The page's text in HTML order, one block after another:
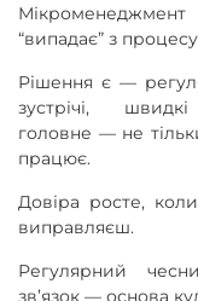
“випадає” з
Рішення є —
зустрічі,
головне — не
працює.
Довіра росте,
виправляєш.
Регулярний
зв’язок — основа